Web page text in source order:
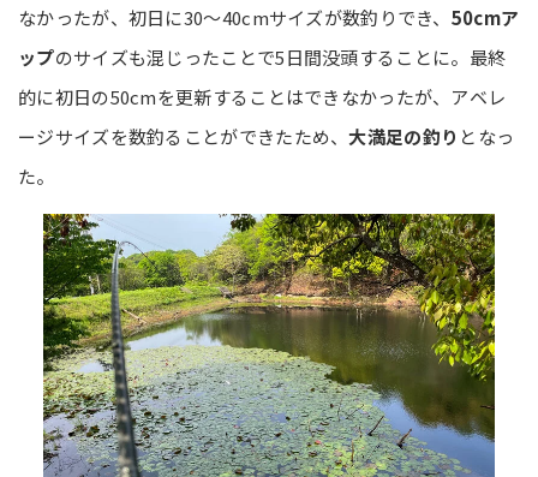
なかったが、初日に30～40cmサイズが数釣りでき、 50cmア
ップのサイズも混じったことで5日間没頭することに。最終
的に初日の50cmを更新することはできなかったが、アベレ
ージサイズを数釣ることができたため、大満足の釣り となっ
た。